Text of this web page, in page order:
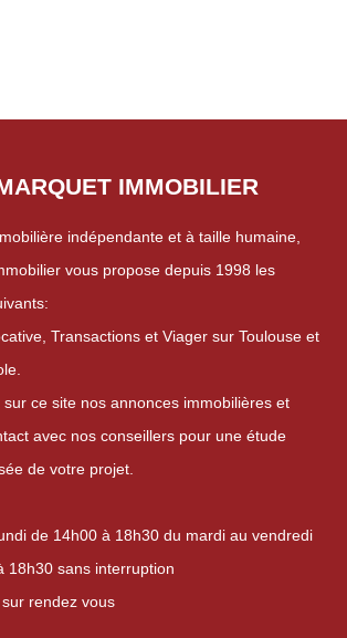
IMMOBILIER
indépendante et à taille humaine,
vous propose depuis 1998 les
Transactions et Viager sur Toulouse et
sur ce site nos annonces immobilières et
avec nos conseillers pour une étude
de votre projet.
de 14h00 à 18h30 du mardi au vendredi
18h30 sans interruption
rendez vous